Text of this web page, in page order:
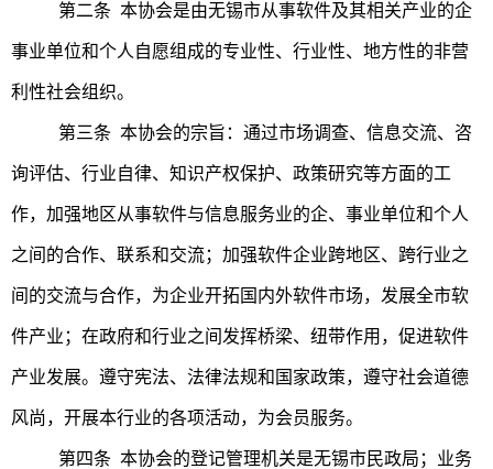
第二条 本协会是由无锡市从事软件及其相关产业的企
事业单位和个人自愿组成的专业性、行业性、地方性的非营
利性社会组织。
第三条 本协会的宗旨：通过市场调查、信息交流、咨
询评估、行业自律、知识产权保护、政策研究等方面的工
作，加强地区从事软件与信息服务业的企、事业单位和个人
之间的合作、联系和交流；加强软件企业跨地区、跨行业之
间的交流与合作，为企业开拓国内外软件市场，发展全市软
件产业；在政府和行业之间发挥桥梁、纽带作用，促进软件
产业发展。遵守宪法、法律法规和国家政策，遵守社会道德
风尚，开展本行业的各项活动，为会员服务。
第四条 本协会的登记管理机关是无锡市民政局；业务